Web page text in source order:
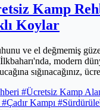
Kamp
Koylar
ve el değmemiş
İlkbaharı'nda, modern
sığınacağınız,
listesi sunmanın
bedeninizi ve
#Ücretsiz Kamp
#Çadır Kampı